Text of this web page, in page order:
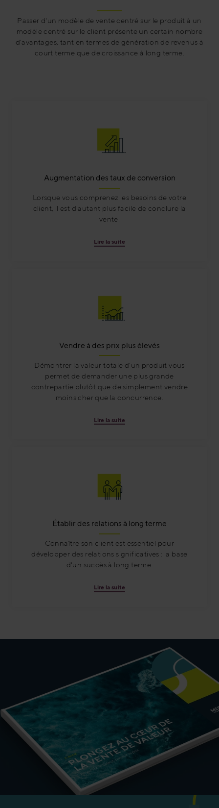
Passer d'un modèle de vente centré sur le produit à un
modèle centré sur le client présente un certain nombre
d'avantages, tant en termes de génération de revenus à
court terme que de croissance à long terme.
Augmentation des taux de conversion
Lorsque vous comprenez les besoins de votre
client, il est d'autant plus facile de conclure la
vente.
Lire la suite
Vendre à des prix plus élevés
Démontrer la valeur totale d'un produit vous
permet de demander une plus grande
contrepartie plutôt que de simplement vendre
moins cher que la concurrence.
Lire la suite
Établir des relations à long terme
Connaître son client est essentiel pour
développer des relations significatives : la base
d'un succès à long terme.
Lire la suite